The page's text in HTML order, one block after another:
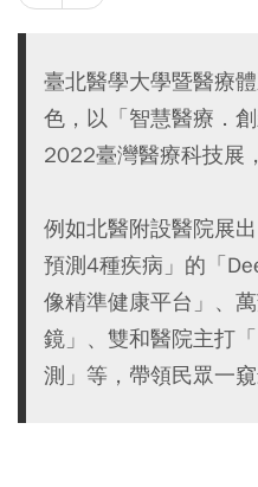
臺北醫學大學暨醫療
色，以「智慧醫療．
2022臺灣醫療科技展
例如北醫附設醫院展
預測4種疾病」的「
像精準健康平台」、
鏡」、雙和醫院主打
測」等，帶領民眾一